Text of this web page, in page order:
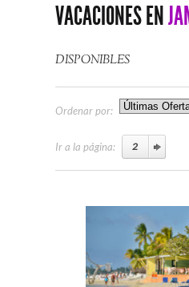
VACACIONES EN
DISPONIBLES
Ordenar por:
Ir a la página: